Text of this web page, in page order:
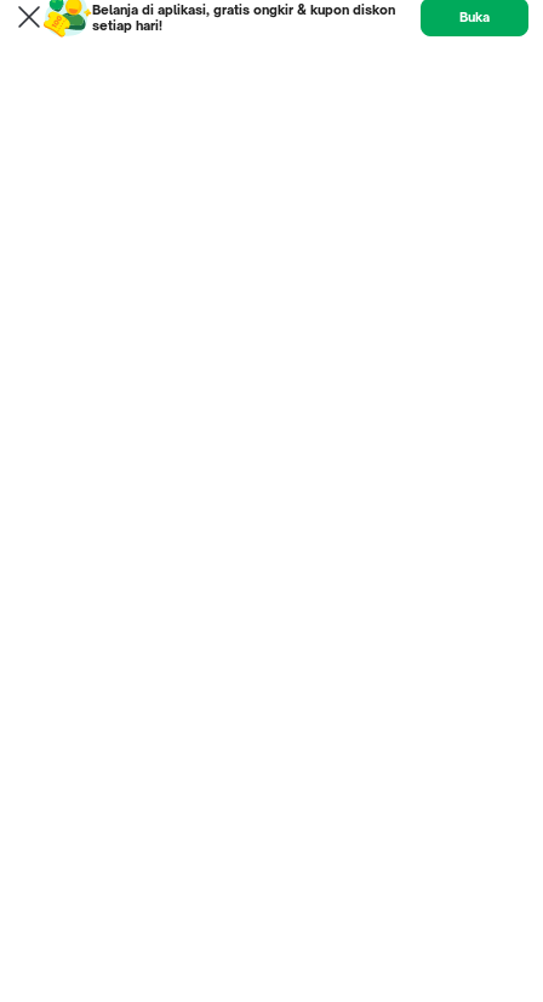
Belanja di aplikasi, gratis ongkir & kupon diskon
setiap hari!
Buka